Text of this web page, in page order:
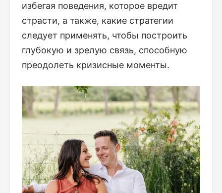
избегая поведения, которое вредит
страсти, а также, какие стратегии
следует применять, чтобы построить
глубокую и зрелую связь, способную
преодолеть кризисные моменты.